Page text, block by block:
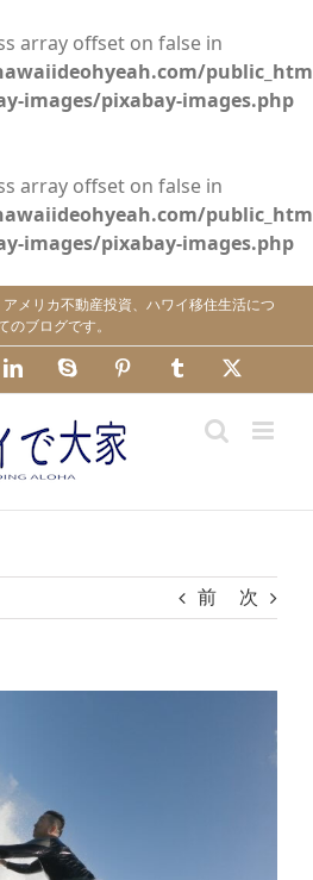
array offset on false in
images/pixabay-images.php
array offset on false in
images/pixabay-images.php
メリカ不動産投資、ハワイ移住生活につ
のブログです。
LinkedInSkype Pinterest Tumblr
前 次